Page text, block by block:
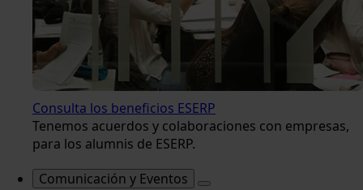
Consulta los beneficios ESERP
Tenemos acuerdos y colaboraciones con empresas,
para los alumnis de ESERP.
Comunicación y Eventos